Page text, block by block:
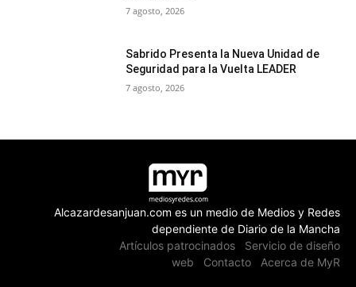
7 agosto, 2026
Sabrido Presenta la Nueva Unidad de
Seguridad para la Vuelta LEADER
7 agosto, 2026
Alcazardesanjuan.com es un medio de Medios y Redes
dependiente de Diario de la Mancha
Artículos patrocinados
Servicio de diseño
web
Contacto Acerca de MyR